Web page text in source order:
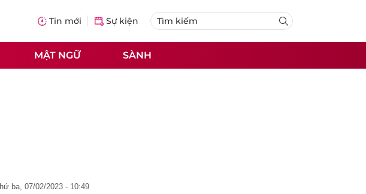
Tin mới Sự kiện
MẬT NGỮ SÀNH
thứ ba, 07/02/2023 - 10:49